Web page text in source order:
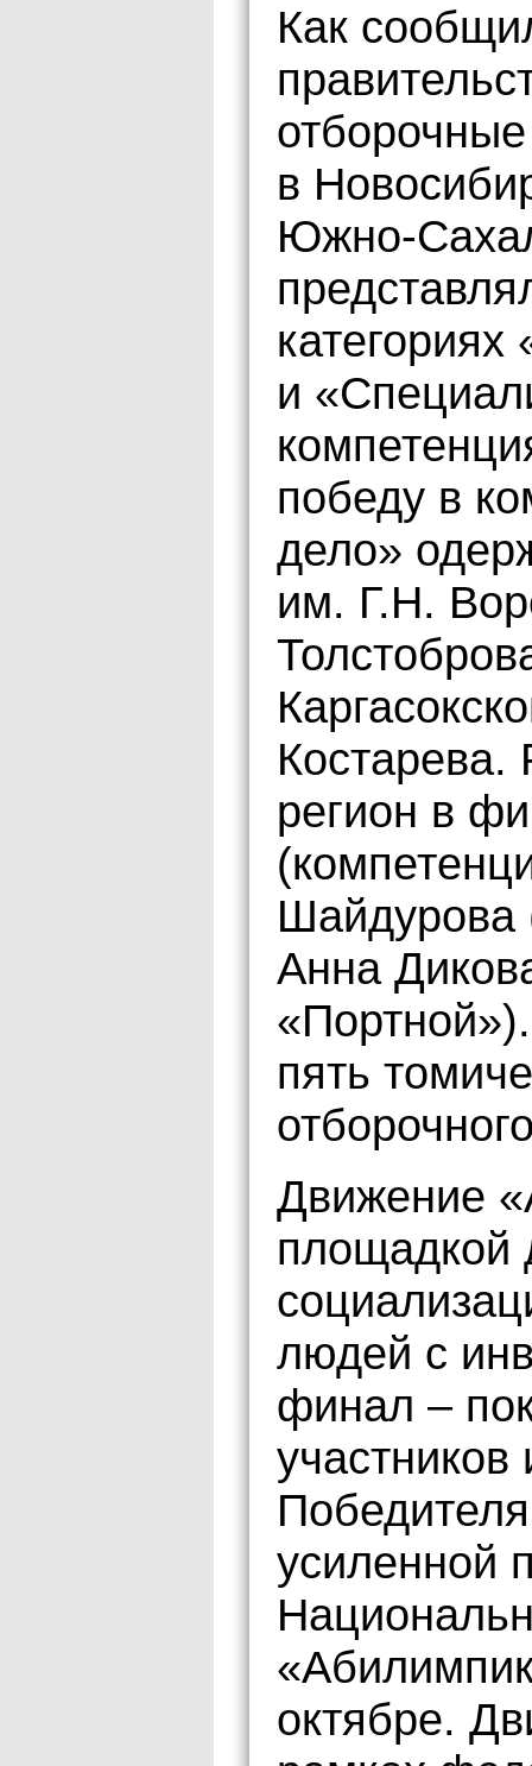
Как
в
Южно-
и
победу в
дело»
им. Г.Н.
Костарева.
регион в
Шайдурова
Анна
пять
Движение
площадкой
людей с
финал –
участников
усиленной
октябре.